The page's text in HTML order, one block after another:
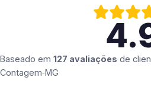
Baseado em 127 avaliações de
Contagem‑MG